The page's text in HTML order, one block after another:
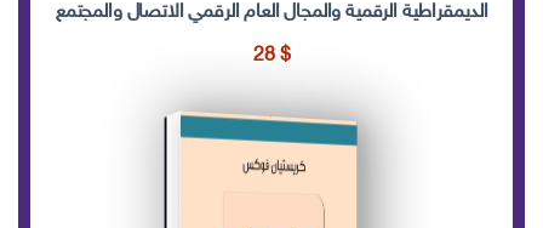
الديمقراطية الرقمية والمجال العام الرقمي الاتصال والمجتمع العام
28 $